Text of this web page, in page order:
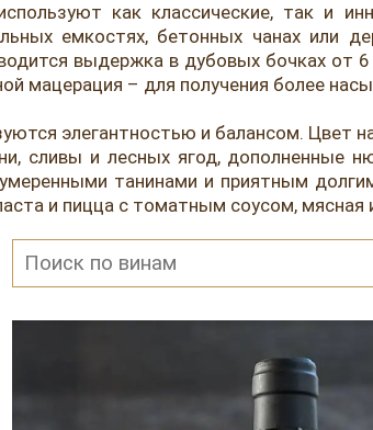
как классические, так и
емкостях, бетонных чанах или
выдержка в дубовых бочках от
мацерация – для получения более
элегантностью и балансом. Цвет
сливы и лесных ягод, дополненные
танинами и приятным
и пицца с томатным соусом, мясная